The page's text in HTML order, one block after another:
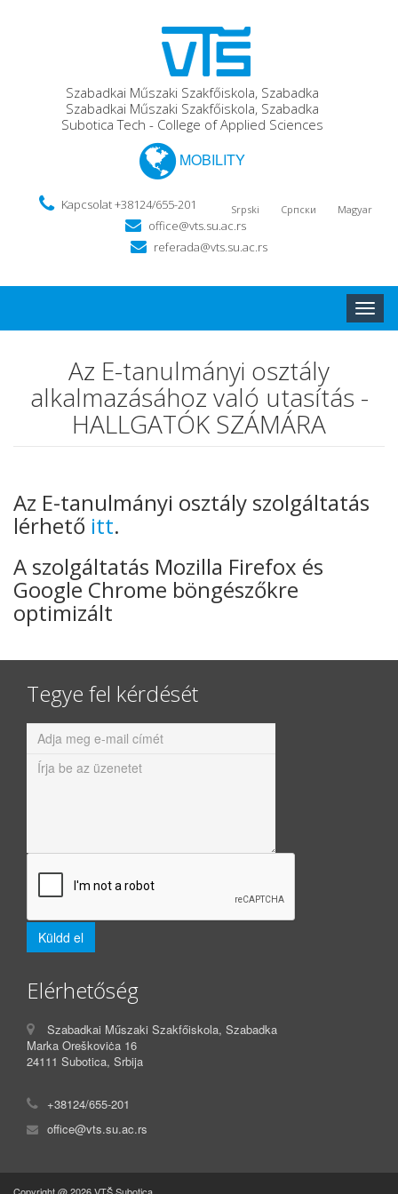
Szabadkai Műszaki Szakfőiskola, Szabadka
Szabadkai Műszaki Szakfőiskola, Szabadka
Subotica Tech - College of Applied Sciences
MOBILITY
Srpski Српски Magyar
Kapcsolat +38124/655-201
office@vts.su.ac.rs
referada@vts.su.ac.rs
Toggle
Az E-tanulmányi osztály
alkalmazásához való utasítás -
HALLGATÓK SZÁMÁRA
Az E-tanulmányi osztály szolgáltatás
lérhető itt.
A szolgáltatás Mozilla Firefox és
Google Chrome böngészőkre
optimizált
Tegye fel kérdését
Elérhetőség
Szabadkai Műszaki Szakfőiskola, Szabadka
Marka Oreškoviċa 16
24111 Subotica, Srbija
+38124/655-201
office@vts.su.ac.rs